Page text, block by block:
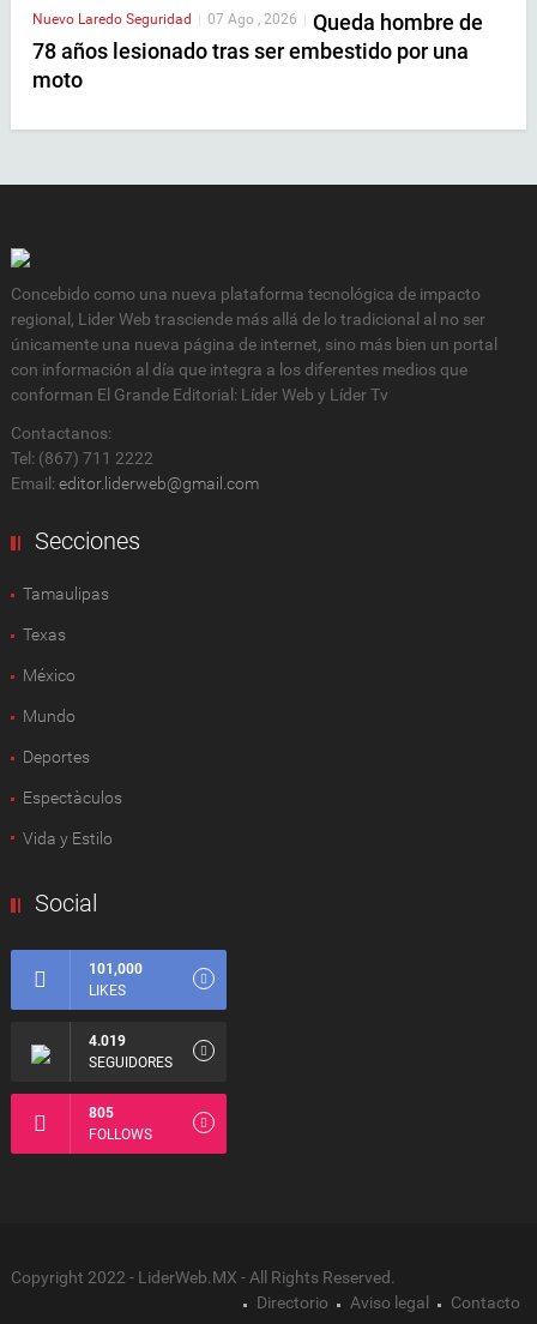
Nuevo Laredo Seguridad 07 Ago , 2026
Queda hombre de
78 años lesionado tras ser embestido por una
moto
Concebido como una nueva plataforma tecnológica de impacto
regional, Lider Web trasciende más allá de lo tradicional al no ser
únicamente una nueva página de internet, sino más bien un portal
con información al día que integra a los diferentes medios que
conforman El Grande Editorial: Líder Web y Líder Tv
Contactanos:
Tel: (867) 711 2222
Email: editor.liderweb@gmail.com
Secciones
Tamaulipas
Texas
México
Mundo
Deportes
Espectàculos
Vida y Estilo
Social
101,000
LIKES
4.019
SEGUIDORES
805
FOLLOWS
Copyright 2022 - LiderWeb.MX - All Rights Reserved.
Directorio
Aviso legal Contacto